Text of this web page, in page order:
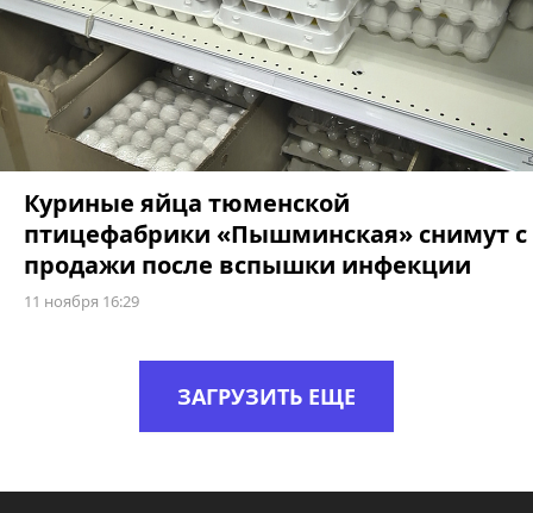
Куриные яйца тюменской
птицефабрики «Пышминская» снимут с
продажи после вспышки инфекции
11 ноября 16:29
ЗАГРУЗИТЬ ЕЩЕ